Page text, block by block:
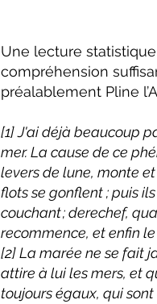
Une lecture
compréhension
préalablement Pline
[1] J'ai déjà beaucoup
mer. La cause de ce
levers de lune, monte
flots se gonflent ; puis
couchant ; derechef,
recommence, et enfin
[2] La marée ne se fait
attire à lui les mers, et
toujours égaux, qui